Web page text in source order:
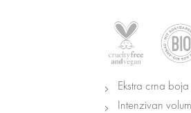
Ekstra crna boja
Intenzivan